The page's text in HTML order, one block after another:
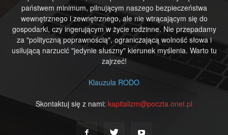
państwem minimum, pilnującym naszego bezpieczeństwa
wewnętrznego i zewnętrznego, ale nie wtrącającym się do
gospodarki, czy ingerującym w życie rodzinne. Nie przepadamy
za "polityczną poprawnością", ograniczającą wolność słowa i
usiłującą narzucić "jedynie słuszny" kierunek myślenia. Warto tu
zajrzeć!
Klauzula RODO
Skontaktuj się z nami: kapitalizm@poczta.onet.pl